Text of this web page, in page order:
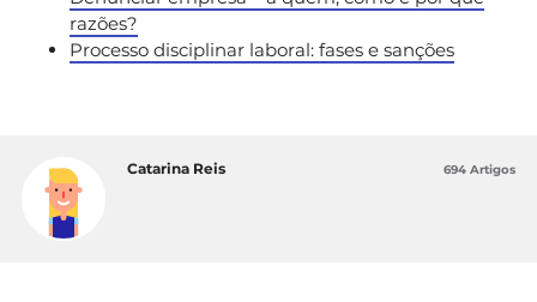
razões?
Processo disciplinar laboral: fases e sanções
Catarina Reis 694 Artigos